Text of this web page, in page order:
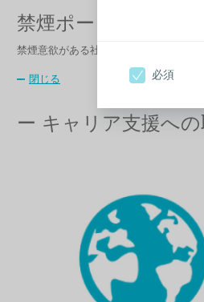
必須
禁煙ポート制度
禁煙意欲がある社員をサポートする為、
閉じる
ー キャリア支援へ